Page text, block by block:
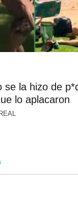
se la hizo de
lo aplacaron